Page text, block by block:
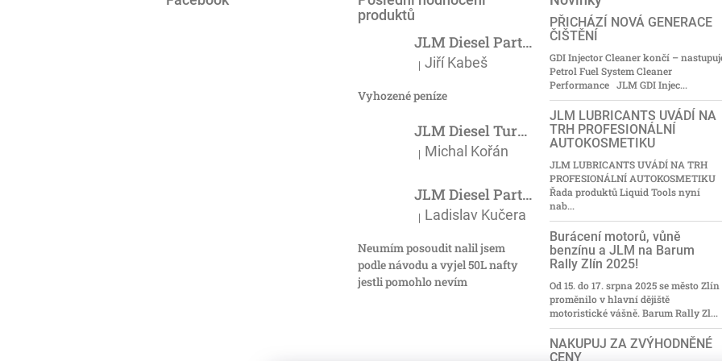
produktů
JLM Diesel Particulate Filter Cleaner 375ml - účinný čistič DPF
Hodnocení produktu je 5 z 5 hvězdiček.
| Jiří Kabeš
Vyhozené peníze
JLM Diesel Turbo Cleaner 500ml - čistič turba
Hodnocení produktu je 5 z 5 hvězdiček.
| Michal Kořán
JLM Diesel Particulate Filter Cleaner 375ml - účinný čistič DPF
Hodnocení produktu je 3 z 5 hvězdiček.
| Ladislav Kučera
Neumím posoudit nalil jsem
podle návodu a vyjel 50L nafty
jestli pomohlo nevím
PŘICHÁZÍ NOVÁ GENERACE
ČIŠTĚNÍ
GDI Injector Cleaner končí –
Petrol Fuel System Cleaner
Performance JLM GDI Injec...
JLM LUBRICANTS UVÁDÍ NA
TRH PROFESIONÁLNÍ
AUTOKOSMETIKU
JLM LUBRICANTS UVÁDÍ NA TRH
PROFESIONÁLNÍ AUTOKOSMETIKU
Řada produktů Liquid Tools nyní
nab...
Burácení motorů, vůně
benzínu a JLM na Barum
Rally Zlín 2025!
Od 15. do 17. srpna 2025 se město Zlín
proměnilo v hlavní dějiště
motoristické vášně. Barum Rally Zl...
NAKUPUJ ZA ZVÝHODNĚNÉ
CENY